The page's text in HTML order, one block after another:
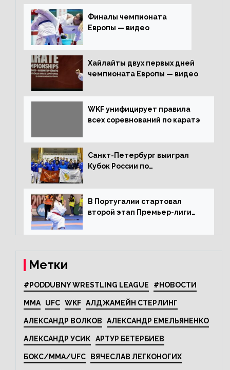
Финалы чемпионата
Европы — видео
Хайлайты двух первых дней
чемпионата Европы — видео
WKF унифицирует правила
всех соревнований по каратэ
Санкт-Петербург выиграл
Кубок России по
В Португалии стартовал
второй этап Премьер-лиги
Метки
#PODDUBNY WRESTLING LEAGUE #НОВОСТИ
MMA UFC WKF АЛДЖАМЕЙН СТЕРЛИНГ
АЛЕКСАНДР ВОЛКОВ АЛЕКСАНДР ЕМЕЛЬЯНЕНКО
АЛЕКСАНДР УСИК АРТУР БЕТЕРБИЕВ
БОКС/MMA/UFC ВЯЧЕСЛАВ ЛЕГКОНОГИХ